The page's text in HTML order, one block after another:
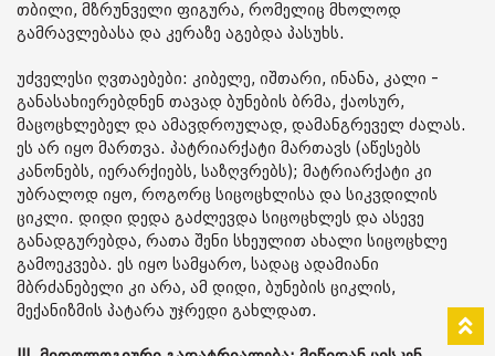
თბილი, მზრუნველი ფიგურა, რომელიც მხოლოდ
გამრავლებასა და კერაზე აგებდა პასუხს.
უძველესი ღვთაებები: კიბელე, იშთარი, ინანა, კალი -
განასახიერებდნენ თავად ბუნების ბრმა, ქაოსურ,
მაცოცხლებელ და ამავდროულად, დამანგრეველ ძალას.
ეს არ იყო მართვა. პატრიარქატი მართავს (აწესებს
კანონებს, იერარქიებს, საზღვრებს); მატრიარქატი კი
უბრალოდ იყო, როგორც სიცოცხლისა და სიკვდილის
ციკლი. დიდი დედა გაძლევდა სიცოცხლეს და ასევე
განადგურებდა, რათა შენი სხეულით ახალი სიცოცხლე
გამოეკვება. ეს იყო სამყარო, სადაც ადამიანი
მბრძანებელი კი არა, ამ დიდი, ბუნების ციკლის,
მექანიზმის პატარა უჯრედი გახლდათ.